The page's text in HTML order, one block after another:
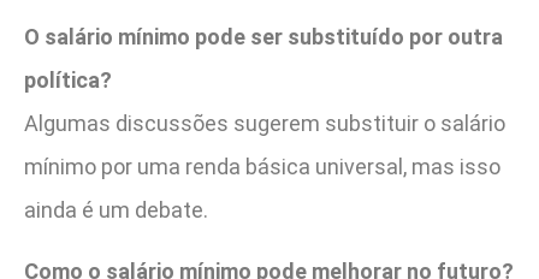
O salário mínimo pode ser substituído por outra
política?
Algumas discussões sugerem substituir o salário
mínimo por uma renda básica universal, mas isso
ainda é um debate.
Como o salário mínimo pode melhorar no futuro?